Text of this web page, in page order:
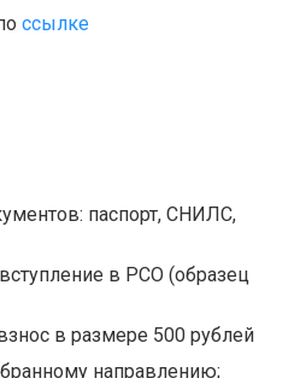
ссылке
паспорт, СНИЛС,
в РСО (образец
в размере 500 рублей
направлению;